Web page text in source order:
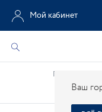
Ваш
Мой кабинет
Главная